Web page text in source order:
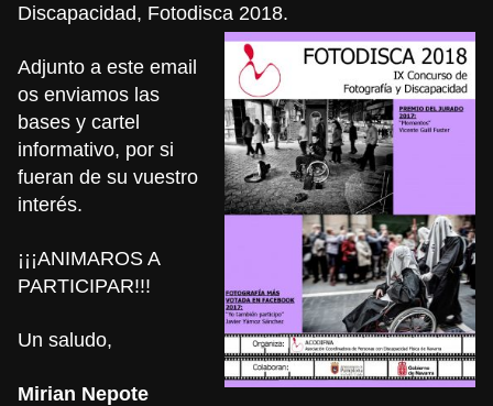
Discapacidad, Fotodisca 2018.
Adjunto a este email
os enviamos las
bases y cartel
informativo, por si
fueran de su vuestro
interés.
¡¡¡ANIMAROS A
PARTICIPAR!!!
Un saludo,
Mirian Nepote